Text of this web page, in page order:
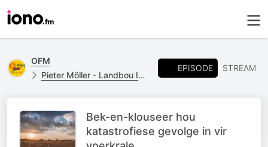
OFM
Pieter Möller - Landbou Insetsels
EPISODE STREAM
Bek-en-klouseer hou
katastrofiese gevolge in vir